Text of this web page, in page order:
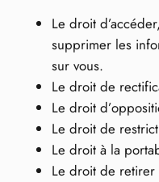
Le droit
supprimer les
sur vous.
Le droit de
Le droit
Le droit de
Le droit à la
Le droit de retirer